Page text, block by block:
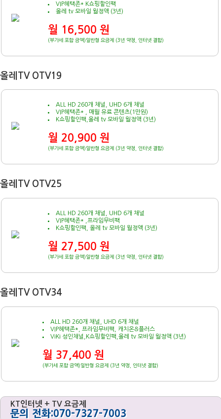
VIP혜택존* K쇼핑할인팩
올레 tv 모바일 월정액 (3년)
월 16,500 원
(부가세 포함 금액)일반형 요금제 (3년 약정, 인터넷 결합)
올레TV OTV19
ALL HD 260개 채널, UHD 6개 채널
VIP혜택존* , 매월 유료 콘텐츠(1만원)
K쇼핑할인팩,올레 tv 모바일 월정액 (3년)
월 20,900 원
(부가세 포함 금액)일반형 요금제 (3년 약정, 인터넷 결합)
올레TV OTV25
ALL HD 260개 채널, UHD 6개 채널
VIP혜택존* ,프라임무비팩
K쇼핑할인팩, 올레 tv 모바일 월정액 (3년)
월 27,500 원
(부가세 포함 금액)일반형 요금제 (3년 약정, 인터넷 결합)
올레TV OTV34
ALL HD 260개 채널, UHD 6개 채널
VIP혜택존*, 프라임무비팩, 캐치온&플러스
ViKi 성인채널,K쇼핑할인팩,올레 tv 모바일 월정액 (3년)
월 37,400 원
(부가세 포함 금액)일반형 요금제 (3년 약정, 인터넷 결합)
KT인터넷 + TV 요금제
문의 전화:070-7327-7003